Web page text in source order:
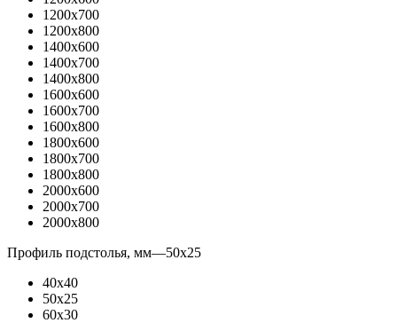
1200x700
1200x800
1400x600
1400x700
1400x800
1600x600
1600x700
1600x800
1800x600
1800x700
1800x800
2000x600
2000x700
2000x800
Профиль подстолья, мм—50x25
40x40
50x25
60x30